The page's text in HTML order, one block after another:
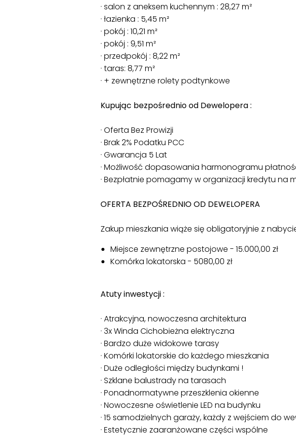
· salon z aneksem kuchennym : 28,27 m²
· łazienka : 5,45 m²
· pokój : 10,21 m²
· pokój : 9,51 m²
· przedpokój : 8,22 m²
· taras: 8,77 m²
· + zewnętrzne rolety podtynkowe
Kupując bezpośrednio od Dewelopera :
· Oferta Bez Prowizji
· Brak 2% Podatku PCC
· Gwarancja 5 Lat
· Możliwość dopasowania harmonogramu
· Bezpłatnie pomagamy w organizacji kredytu na
OFERTA BEZPOŚREDNIO OD DEWELOPERA
Zakup mieszkania wiąże się obligatoryjnie z
Miejsce zewnętrzne postojowe - 15.000,00 zł
Komórka lokatorska - 5080,00 zł
Atuty inwestycji :
· Atrakcyjna, nowoczesna architektura
· 3x Winda Cichobieżna elektryczna
· Bardzo duże widokowe tarasy
· Komórki lokatorskie do każdego mieszkania
· Duże odległości między budynkami !
· Szklane balustrady na tarasach
· Ponadnormatywne przeszklenia okienne
· Nowoczesne oświetlenie LED na budynku
· 15 samodzielnych garaży, każdy z wejściem do
· Estetycznie zaaranżowane części wspólne